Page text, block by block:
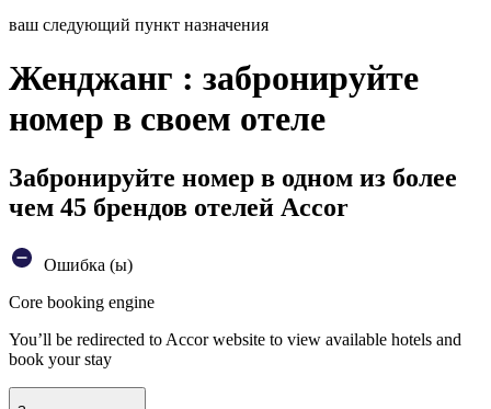
ваш следующий пункт назначения
Женджанг : забронируйте
номер в своем отеле
Забронируйте номер в одном из более
чем 45 брендов отелей Accor
Ошибка (ы)
Core booking engine
You’ll be redirected to Accor website to view available hotels and
book your stay